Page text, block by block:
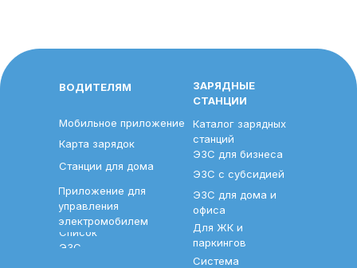
Мобильное приложение
Карта зарядок
Список
ЭЗС
Станции для дома
Приложение для
управления
электромобилем
ЭЗС для дома и
офиса
ЭЗС с субсидией
ЭЗС для бизнеса
Каталог зарядных
станций
Система
ВОДИТЕЛЯМ
ЗАРЯДНЫЕ
СТАНЦИИ
Для ЖК и
паркингов